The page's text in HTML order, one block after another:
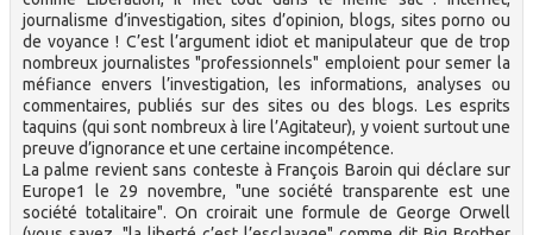
journalisme d’investigation, sites d’opinion, blogs, sites porno ou
de voyance ! C’est l’argument idiot et manipulateur que de trop
nombreux journalistes "professionnels" emploient pour semer la
méfiance envers l’investigation, les informations, analyses ou
commentaires, publiés sur des sites ou des blogs. Les esprits
taquins (qui sont nombreux à lire l’Agitateur), y voient surtout une
preuve d’ignorance et une certaine incompétence.
La palme revient sans conteste à François Baroin qui déclare sur
Europe1 le 29 novembre, "une société transparente est une
société totalitaire". On croirait une formule de George Orwell